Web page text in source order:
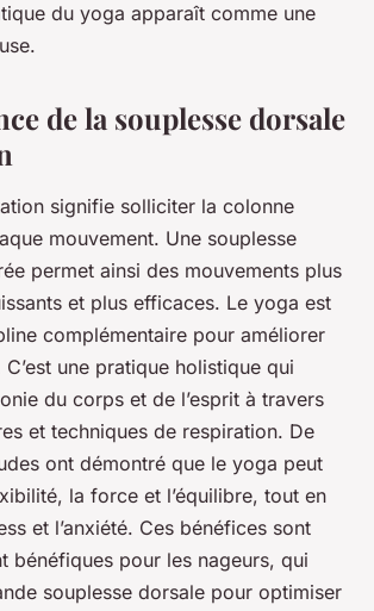
du yoga apparaît comme une
de la souplesse dorsale
signifie solliciter la colonne
mouvement. Une souplesse
permet ainsi des mouvements plus
et plus efficaces. Le yoga est
complémentaire pour améliorer
une pratique holistique qui
du corps et de l’esprit à travers
et techniques de respiration. De
ont démontré que le yoga peut
la force et l’équilibre, tout en
et l’anxiété. Ces bénéfices sont
bénéfiques pour les nageurs, qui
souplesse dorsale pour optimiser